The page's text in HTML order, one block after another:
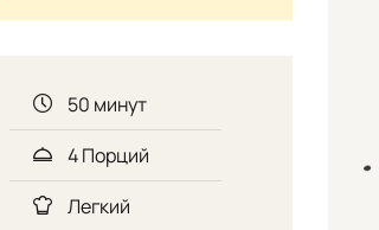
50 минут
4 Порций
Легкий